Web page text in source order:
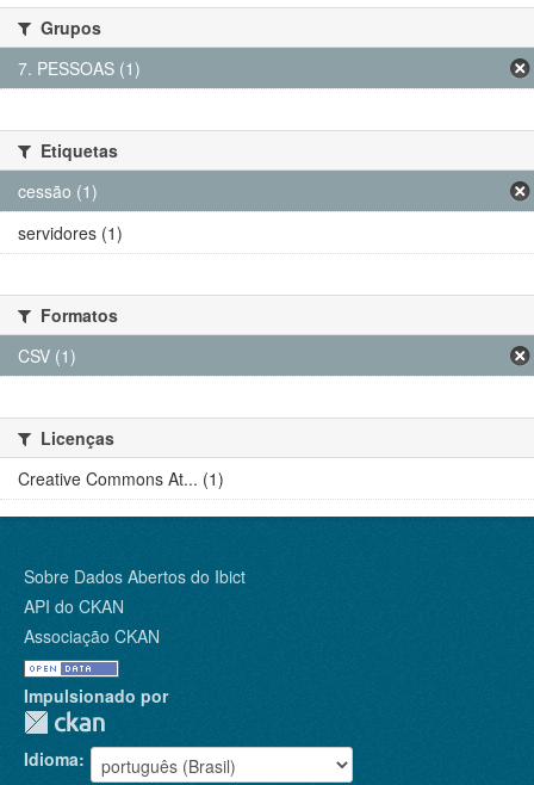
Grupos
7. PESSOAS (1)
Etiquetas
cessão (1)
servidores (1)
Formatos
CSV (1)
Licenças
Creative Commons At... (1)
Sobre Dados Abertos do Ibict
API do CKAN
Associação CKAN
Impulsionado por
Idioma